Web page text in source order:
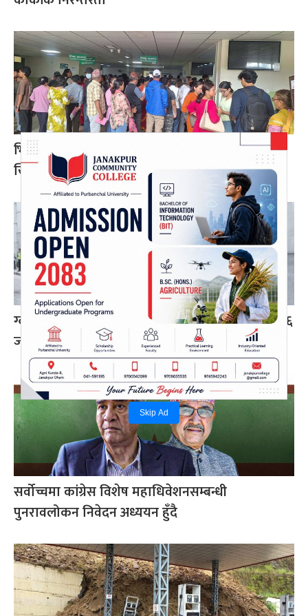
Skip Ad
भिडभाड लुकाउन सिभिल अस्पतालमा फोटो–भिडियो
खिच्न रोक
ग्वार्को फ्लाईओभरमा बस दुर्घटना : एक महिलाको मृत्यु, ६
जना घाइते
सर्वोच्चमा कांग्रेस विशेष महाधिवेशनसम्बन्धी
पुनरावलोकन निवेदन अध्ययन हुँदै